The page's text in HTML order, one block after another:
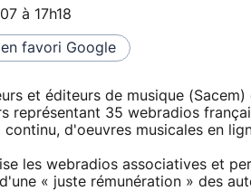
à 17h18
favori Google
et éditeurs de musique (Sacem)
représentant 35 webradios
d'oeuvres musicales en
les webradios associatives et
« juste rémunération » des